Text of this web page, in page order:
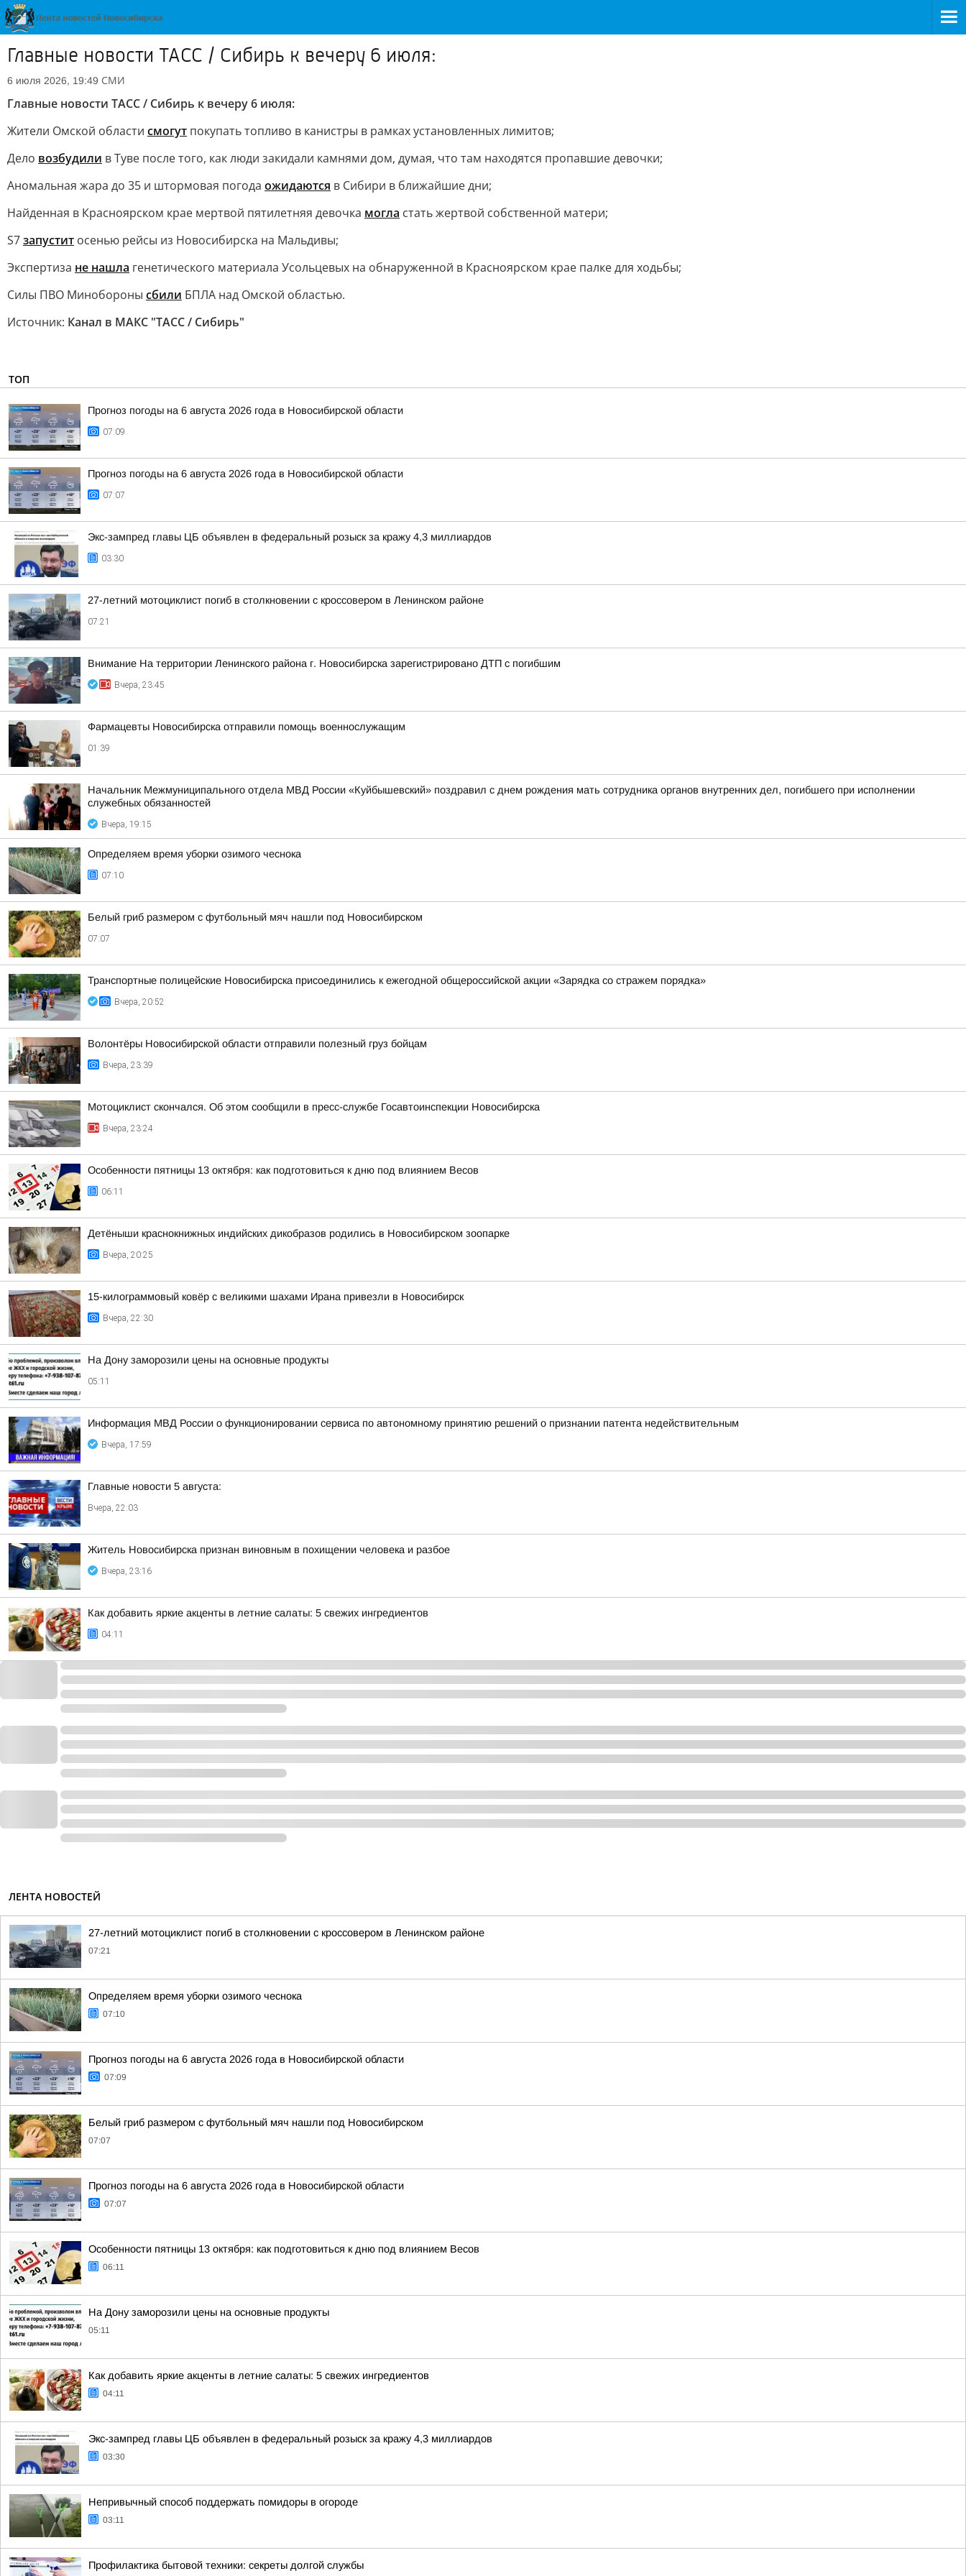
Главные новости ТАСС / Сибирь к вечеру 6 июля:
6 июля 2026, 19:49 СМИ
Главные новости ТАСС / Сибирь к вечеру 6 июля:
Жители Омской области смогут покупать топливо в канистры в рамках установленных лимитов;
Дело возбудили в Туве после того, как люди закидали камнями дом, думая, что там находятся пропавшие девочки;
Аномальная жара до 35 и штормовая погода ожидаются в Сибири в ближайшие дни;
Найденная в Красноярском крае мертвой пятилетняя девочка могла стать жертвой собственной матери;
S7запустит осенью рейсы из Новосибирска на Мальдивы;
Экспертиза не нашла генетического материала Усольцевых на обнаруженной в Красноярском крае палке для ходьбы;
Силы ПВО Минобороны сбили БПЛА над Омской областью.
Источник: Канал в МАКС "ТАСС / Сибирь"
ТОП
Прогноз погоды на 6 августа 2026 года в Новосибирской области
07:09
Прогноз погоды на 6 августа 2026 года в Новосибирской области
07:07
Экс-зампред главы ЦБ объявлен в федеральный розыск за кражу 4,3 миллиардов
03:30
27-летний мотоциклист погиб в столкновении с кроссовером в Ленинском районе
07:21
Внимание На территории Ленинского района г. Новосибирска зарегистрировано ДТП с погибшим
Вчера, 23:45
Фармацевты Новосибирска отправили помощь военнослужащим
01:39
Начальник Межмуниципального отдела МВД России «Куйбышевский» поздравил с днем рождения мать сотрудника органов внутренних дел, погибшего при исполнении
служебных обязанностей
Вчера, 19:15
Определяем время уборки озимого чеснока
07:10
Белый гриб размером с футбольный мяч нашли под Новосибирском
07:07
Транспортные полицейские Новосибирска присоединились к ежегодной общероссийской акции «Зарядка со стражем порядка»
Вчера, 20:52
Волонтёры Новосибирской области отправили полезный груз бойцам
Вчера, 23:39
Мотоциклист скончался. Об этом сообщили в пресс-службе Госавтоинспекции Новосибирска
Вчера, 23:24
Особенности пятницы 13 октября: как подготовиться к дню под влиянием Весов
06:11
Детёныши краснокнижных индийских дикобразов родились в Новосибирском зоопарке
Вчера, 20:25
15-килограммовый ковёр с великими шахами Ирана привезли в Новосибирск
Вчера, 22:30
На Дону заморозили цены на основные продукты
05:11
Информация МВД России о функционировании сервиса по автономному принятию решений о признании патента недействительным
Вчера, 17:59
Главные новости 5 августа:
Вчера, 22:03
Житель Новосибирска признан виновным в похищении человека и разбое
Вчера, 23:16
Как добавить яркие акценты в летние салаты: 5 свежих ингредиентов
04:11
ЛЕНТА НОВОСТЕЙ
27-летний мотоциклист погиб в столкновении с кроссовером в Ленинском районе
07:21
Определяем время уборки озимого чеснока
07:10
Прогноз погоды на 6 августа 2026 года в Новосибирской области
07:09
Белый гриб размером с футбольный мяч нашли под Новосибирском
07:07
Прогноз погоды на 6 августа 2026 года в Новосибирской области
07:07
Особенности пятницы 13 октября: как подготовиться к дню под влиянием Весов
06:11
На Дону заморозили цены на основные продукты
05:11
Как добавить яркие акценты в летние салаты: 5 свежих ингредиентов
04:11
Экс-зампред главы ЦБ объявлен в федеральный розыск за кражу 4,3 миллиардов
03:30
Непривычный способ поддержать помидоры в огороде
03:11
Профилактика бытовой техники: секреты долгой службы